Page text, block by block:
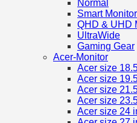
Normal
Smart Monitor
QHD & UHD
UltraWide
Gaming Gear
Acer-Monitor
Acer size
Acer size
Acer size
Acer size
Acer size 24